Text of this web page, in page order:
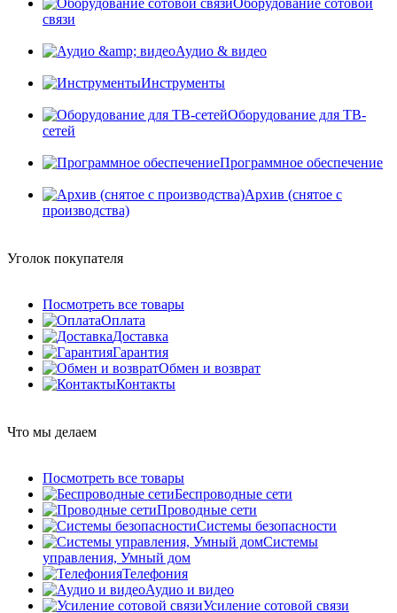
Оборудование сотовой
связи
Аудио & видео
Инструменты
Оборудование для ТВ-
сетей
Программное обеспечение
Архив (снятое с
производства)
Уголок покупателя
Посмотреть все товары
Оплата
Доставка
Гарантия
Обмен и возврат
Контакты
Что мы делаем
Посмотреть все товары
Беспроводные сети
Проводные сети
Системы безопасности
Системы
управления, Умный дом
Телефония
Аудио и видео
Усиление сотовой связи